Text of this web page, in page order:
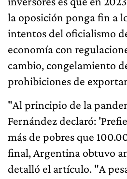
la oposición ponga fin a
intentos del oficialismo
economía con
cambio, congelamiento
prohibiciones de
"Al principio de la
Fernández declaró:
más de pobres que
final, Argentina obtuvo
detalló el artículo. "A